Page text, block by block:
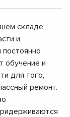
складе
и
обучение и
для того,
ремонт.